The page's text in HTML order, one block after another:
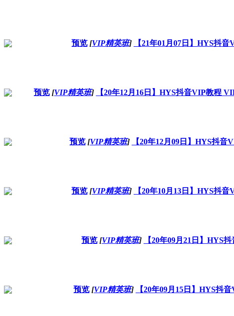
预览 [VIP精英班] 【21年01月07日】HYS抖
预览 [VIP精英班] 【20年12月16日】HYS抖音VIP教程
预览 [VIP精英班] 【20年12月09日】HYS抖
预览 [VIP精英班] 【20年10月13日】HYS抖
预览 [VIP精英班] 【20年09月21日】HYS
预览 [VIP精英班] 【20年09月15日】HYS抖